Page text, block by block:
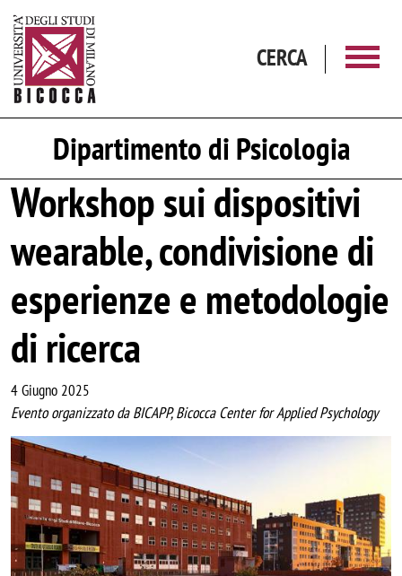
CERCA
Dipartimento di Psicologia
Workshop sui dispositivi
wearable, condivisione di
esperienze e metodologie
di ricerca
4 Giugno 2025
Evento organizzato da BICAPP, Bicocca Center for Applied Psychology
Image